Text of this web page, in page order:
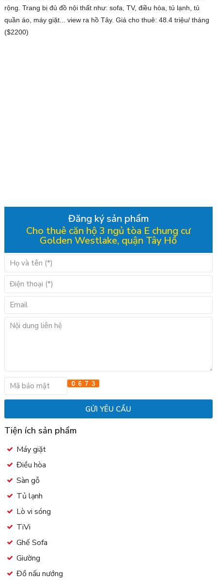
rộng. Trang bị đủ đồ nội thất như: sofa, TV, điều hòa, tủ lạnh, tủ
quần áo, máy giặt... view ra hồ Tây. Giá cho thuê: 48.4 triệu/ tháng
($2200)
Đăng ký sản phẩm
Cho thuê căn hộ 3 ngủ tòa E chung cư
Golden Westlake, quận Tây Hồ
Tiện ích sản phẩm
Máy giặt
Điều hòa
Sàn gỗ
Tủ lạnh
Lò vi sóng
TiVi
Ghế Sofa
Giường
Đồ nấu nướng